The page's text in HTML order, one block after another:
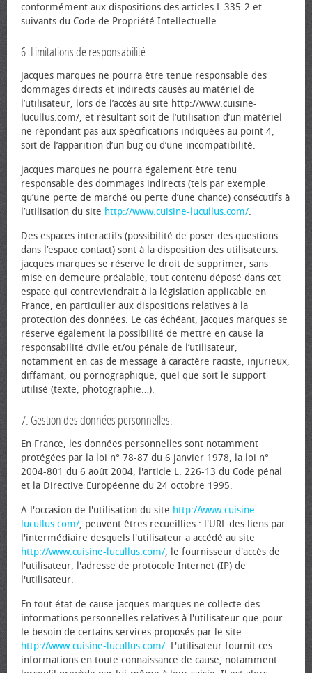
conformément aux dispositions des articles L.335-2 et
suivants du Code de Propriété Intellectuelle.
6. Limitations de responsabilité.
jacques marques ne pourra être tenue responsable des
dommages directs et indirects causés au matériel de
l’utilisateur, lors de l’accès au site http://www.cuisine-
lucullus.com/, et résultant soit de l’utilisation d’un matériel
ne répondant pas aux spécifications indiquées au point 4,
soit de l’apparition d’un bug ou d’une incompatibilité.
jacques marques ne pourra également être tenu
responsable des dommages indirects (tels par exemple
qu’une perte de marché ou perte d’une chance) consécutifs à
l’utilisation du site http://www.cuisine-lucullus.com/.
Des espaces interactifs (possibilité de poser des questions
dans l’espace contact) sont à la disposition des utilisateurs.
jacques marques se réserve le droit de supprimer, sans
mise en demeure préalable, tout contenu déposé dans cet
espace qui contreviendrait à la législation applicable en
France, en particulier aux dispositions relatives à la
protection des données. Le cas échéant, jacques marques se
réserve également la possibilité de mettre en cause la
responsabilité civile et/ou pénale de l’utilisateur,
notamment en cas de message à caractère raciste, injurieux,
diffamant, ou pornographique, quel que soit le support
utilisé (texte, photographie…).
7. Gestion des données personnelles.
En France, les données personnelles sont notamment
protégées par la loi n° 78-87 du 6 janvier 1978, la loi n°
2004-801 du 6 août 2004, l'article L. 226-13 du Code pénal
et la Directive Européenne du 24 octobre 1995.
A l'occasion de l'utilisation du site http://www.cuisine-
lucullus.com/, peuvent êtres recueillies : l'URL des liens par
l'intermédiaire desquels l'utilisateur a accédé au site
http://www.cuisine-lucullus.com/, le fournisseur d'accès de
l'utilisateur, l'adresse de protocole Internet (IP) de
l'utilisateur.
En tout état de cause jacques marques ne collecte des
informations personnelles relatives à l'utilisateur que pour
le besoin de certains services proposés par le site
http://www.cuisine-lucullus.com/. L'utilisateur fournit ces
informations en toute connaissance de cause, notamment